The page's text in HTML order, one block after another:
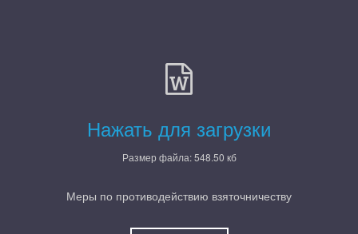
Нажать для загрузки
Размер файла: 548.50 кб
Меры по противодействию взяточничеству